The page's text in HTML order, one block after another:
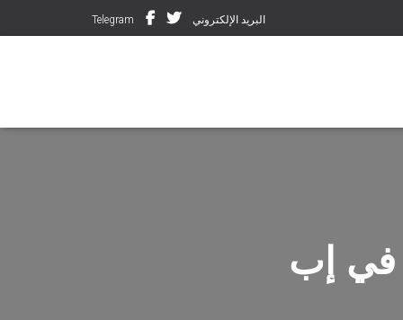
البريد الإلكتروني Telegram
في إب